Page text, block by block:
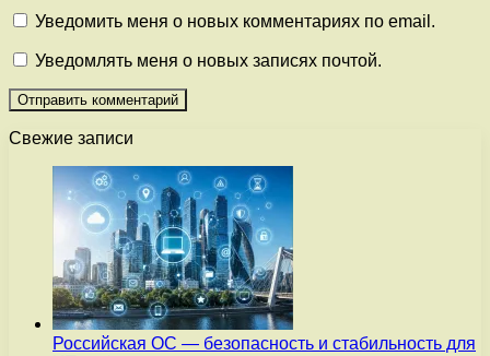
Уведомить меня о новых комментариях по email.
Уведомлять меня о новых записях почтой.
Свежие записи
Российская ОС — безопасность и стабильность для